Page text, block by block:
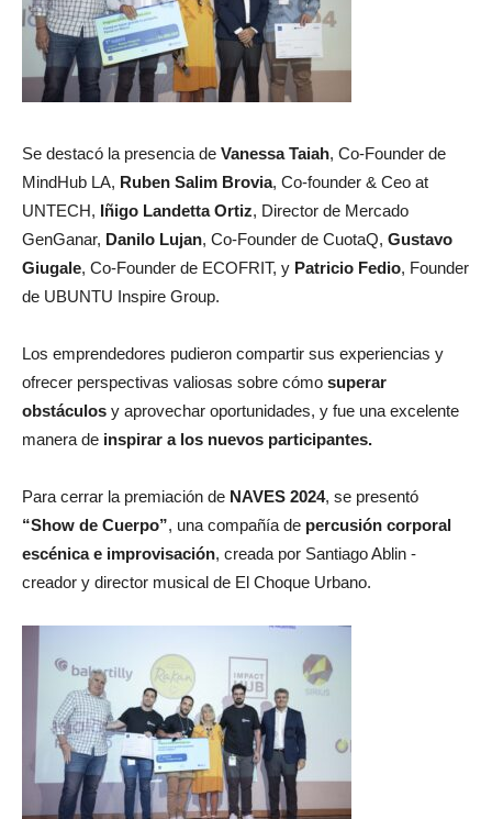
Se destacó la presencia de Vanessa Taiah, Co-Founder de
MindHub LA, Ruben Salim Brovia, Co-founder & Ceo at
UNTECH, Iñigo Landetta Ortiz, Director de Mercado
GenGanar, Danilo Lujan, Co-Founder de CuotaQ, Gustavo
Giugale, Co-Founder de ECOFRIT, y Patricio Fedio, Founder
de UBUNTU Inspire Group.
Los emprendedores pudieron compartir sus experiencias y
ofrecer perspectivas valiosas sobre cómo superar
obstáculos y aprovechar oportunidades, y fue una excelente
manera de inspirar a los nuevos participantes.
Para cerrar la premiación de NAVES 2024, se presentó
“Show de Cuerpo”, una compañía de percusión corporal
escénica e improvisación, creada por Santiago Ablin -
creador y director musical de El Choque Urbano.